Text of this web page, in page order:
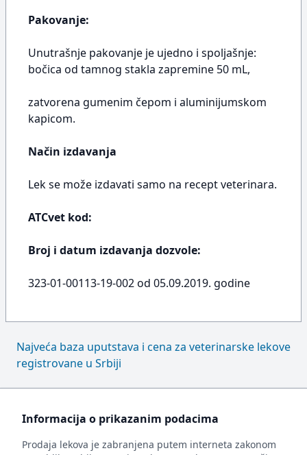
Pakovanje:
Unutrašnje pakovanje je ujedno i spoljašnje:
bočica od tamnog stakla zapremine 50 mL,
zatvorena gumenim čepom i aluminijumskom
kapicom.
Način izdavanja
Lek se može izdavati samo na recept veterinara.
ATCvet kod:
Broj i datum izdavanja dozvole:
323-01-00113-19-002 od 05.09.2019. godine
Najveća baza uputstava i cena za veterinarske lekove
registrovane u Srbiji
Informacija o prikazanim podacima
Prodaja lekova je zabranjena putem interneta zakonom